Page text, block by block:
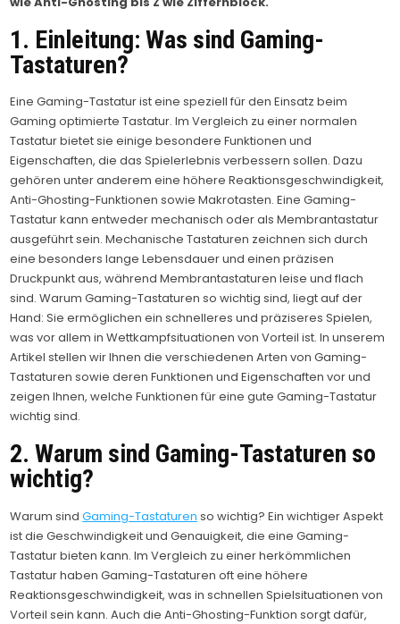
1. Einleitung: Was sind Gaming-
Tastaturen?
Eine Gaming-Tastatur ist eine speziell für den Einsatz beim
Gaming optimierte Tastatur. Im Vergleich zu einer normalen
Tastatur bietet sie einige besondere Funktionen und
Eigenschaften, die das Spielerlebnis verbessern sollen. Dazu
gehören unter anderem eine höhere Reaktionsgeschwindigkeit,
Anti-Ghosting-Funktionen sowie Makrotasten. Eine Gaming-
Tastatur kann entweder mechanisch oder als Membrantastatur
ausgeführt sein. Mechanische Tastaturen zeichnen sich durch
eine besonders lange Lebensdauer und einen präzisen
Druckpunkt aus, während Membrantastaturen leise und flach
sind. Warum Gaming-Tastaturen so wichtig sind, liegt auf der
Hand: Sie ermöglichen ein schnelleres und präziseres Spielen,
was vor allem in Wettkampfsituationen von Vorteil ist. In unserem
Artikel stellen wir Ihnen die verschiedenen Arten von Gaming-
Tastaturen sowie deren Funktionen und Eigenschaften vor und
zeigen Ihnen, welche Funktionen für eine gute Gaming-Tastatur
wichtig sind.
2. Warum sind Gaming-Tastaturen so
wichtig?
Warum sindGaming-Tastaturen so wichtig? Ein wichtiger Aspekt
ist die Geschwindigkeit und Genauigkeit, die eine Gaming-
Tastatur bieten kann. Im Vergleich zu einer herkömmlichen
Tastatur haben Gaming-Tastaturen oft eine höhere
Reaktionsgeschwindigkeit, was in schnellen Spielsituationen von
Vorteil sein kann. Auch die Anti-Ghosting-Funktion sorgt dafür,